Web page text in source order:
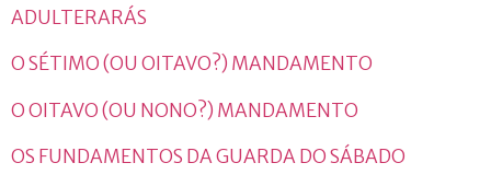
ADULTERARÁS
O SÉTIMO (OU OITAVO?) MANDAMENTO
O OITAVO (OU NONO?) MANDAMENTO
OS FUNDAMENTOS DA GUARDA DO SÁBADO